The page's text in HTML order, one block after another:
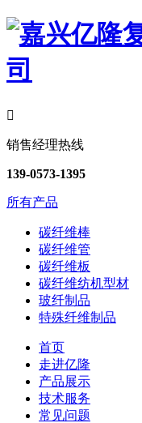

销售经理热线
139-0573-1395
所有产品
碳纤维棒
碳纤维管
碳纤维板
碳纤维纺机型材
玻纤制品
特殊纤维制品
首页
走进亿隆
产品展示
技术服务
常见问题